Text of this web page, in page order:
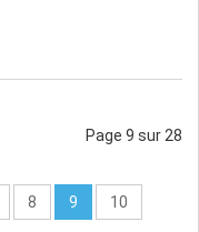
Page 9 sur 28
8 9 10